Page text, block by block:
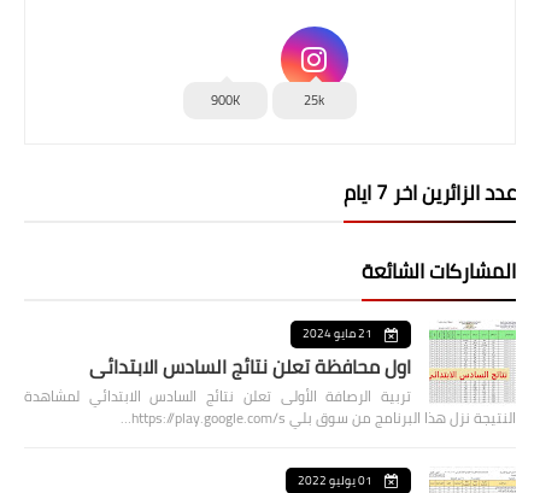
25k
900K
عدد الزائرين اخر 7 ايام
المشاركات الشائعة
21 مايو 2024
اول محافظة تعلن نتائج السادس الابتدائي
تربية الرصافة الأولى تعلن نتائج السادس الابتدائي لمشاهدة
النتيجة نزل هذا البرنامج من سوق بلي https://play.google.com/s…
01 يوليو 2022